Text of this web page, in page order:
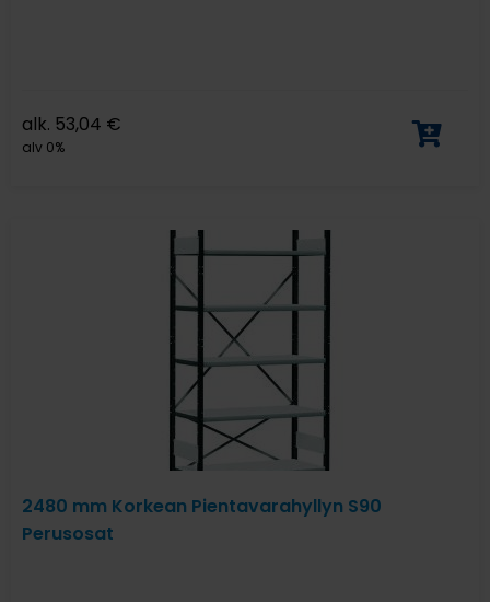
alk. 53,04 €
alv 0%
2480 mm Korkean Pientavarahyllyn S90
Perusosat